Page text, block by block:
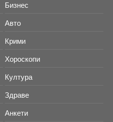
Бизнес
Авто
Крими
Хороскопи
Култура
Здраве
Анкети